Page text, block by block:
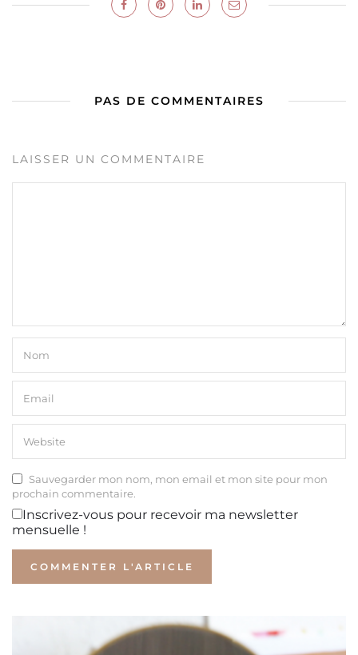
PAS DE COMMENTAIRES
LAISSER UN COMMENTAIRE
Sauvegarder mon nom, mon email et mon site pour mon
prochain commentaire.
Inscrivez-vous pour recevoir ma newsletter
mensuelle !